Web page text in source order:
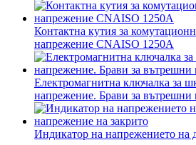
Контактна кутия за
напрежение CNAISO 1250A
Електромагнитна ключалка за
напрежение. Брави за вътрешни
Индикатор на напрежението на